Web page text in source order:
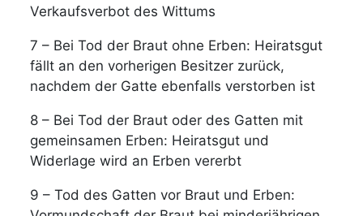
Verkaufsverbot des Wittums
7 – Bei Tod der Braut ohne Erben: Heiratsgut
fällt an den vorherigen Besitzer zurück,
nachdem der Gatte ebenfalls verstorben ist
8 – Bei Tod der Braut oder des Gatten mit
gemeinsamen Erben: Heiratsgut und
Widerlage wird an Erben vererbt
9 – Tod des Gatten vor Braut und Erben: